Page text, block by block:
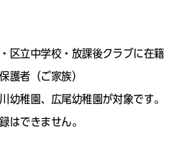
区立中学校・放課後クラブに在籍
護者（ご家族）
幼稚園、広尾幼稚園が対象です。
はできません。